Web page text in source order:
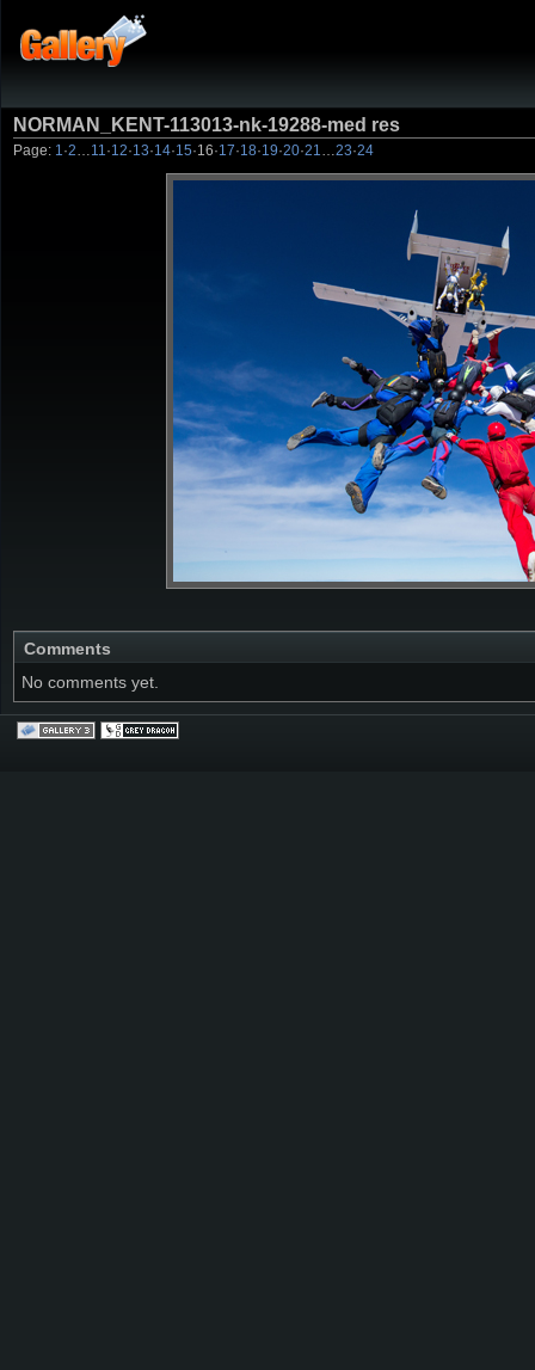
NORMAN_KENT-113013-nk-19288-med res
Page: 1 ·2 11 ·12·13·14·15·16·17·18·19·20·21 23·24
Comments
No comments yet.